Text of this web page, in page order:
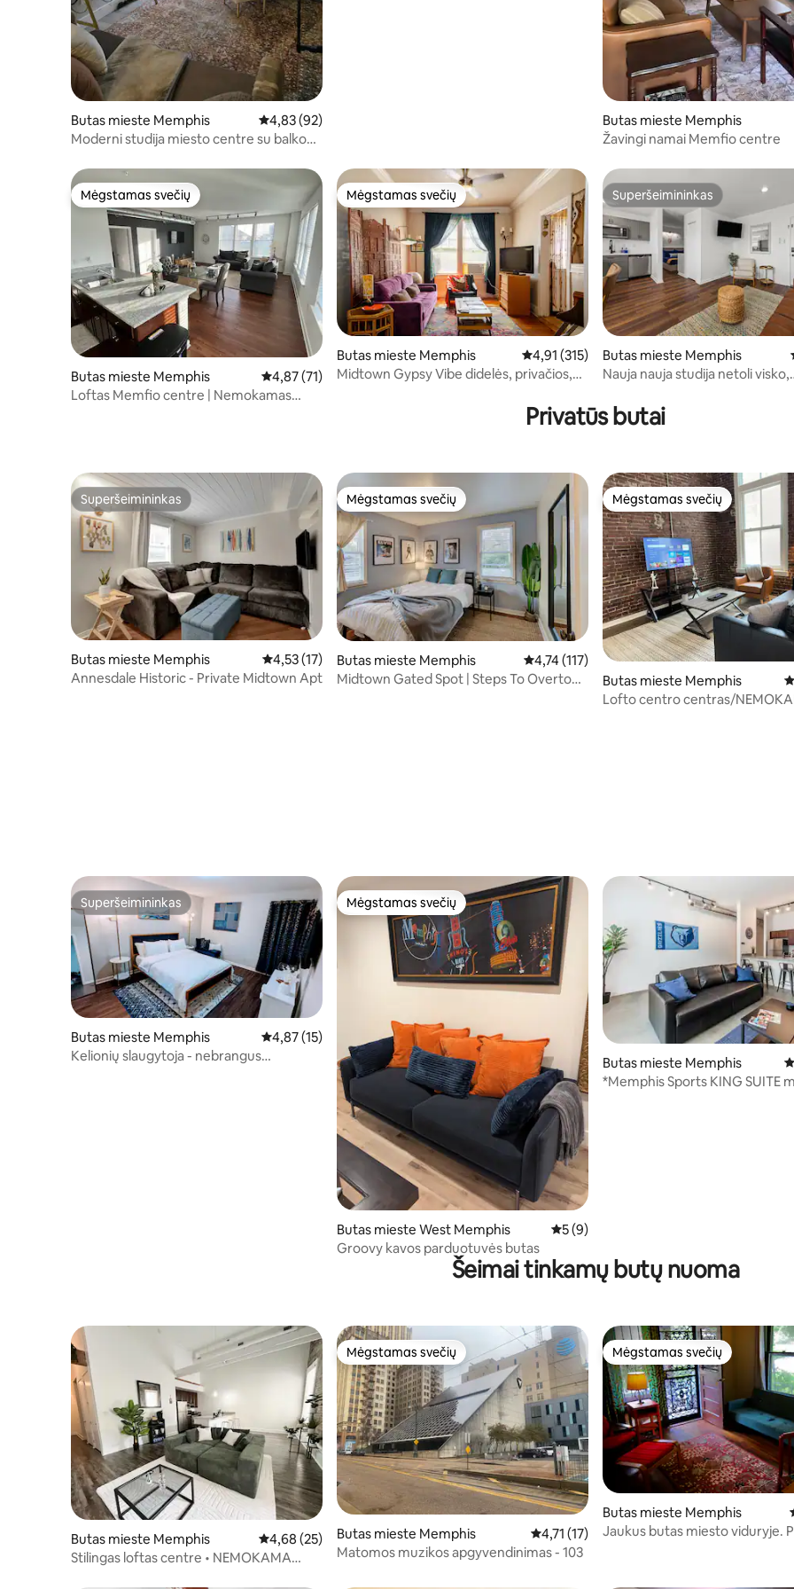
Butas mieste Memphis Vidutinis įvertinimas: 4,83 iš 5, atsiliepimų: 92
4,83 (92)
Moderni studija miesto centre su balkonu
Butas mieste Memphis
Žavingi namai Memfio centre
Mėgstamas svečių
Mėgstamas svečių
Butas mieste Memphis Vidutinis įvertinimas: 4,87 iš 5, atsiliepimų: 71
4,87 (71)
Loftas Memfio centre | Nemokamas
Mėgstamas svečių
Mėgstamas svečių
Butas mieste Memphis Vidutinis įvertinimas: 4,91 iš 5, atsiliepimų: 315
4,91 (315)
Midtown Gypsy Vibe didelės, privačios,
Superšeimininkas
Superšeimininkas
Butas mieste Memphis
Nauja nauja studija netoli visko,
Privatūs butai
Superšeimininkas
Superšeimininkas
Butas mieste Memphis Vidutinis įvertinimas: 4,53 iš 5, atsiliepimų: 17
4,53 (17)
Annesdale Historic - Private Midtown Apt
Mėgstamas svečių
Mėgstamas svečių
Butas mieste Memphis Vidutinis įvertinimas: 4,74 iš 5, atsiliepimų: 117
4,74 (117)
Midtown Gated Spot | Steps To Overton
Mėgstamas svečių
Mėgstamas svečių
Butas mieste Memphis
Lofto centro centras/
Superšeimininkas
Superšeimininkas
Butas mieste Memphis Vidutinis įvertinimas: 4,87 iš 5, atsiliepimų: 15
4,87 (15)
Kelionių slaugytoja - nebrangus
Mėgstamas svečių
Mėgstamas svečių
Butas mieste West Memphis Vidutinis įvertinimas: 5 iš 5, atsiliepimų: 9
5 (9)
Groovy kavos parduotuvės butas
Butas mieste Memphis
*Memphis Sports KING SUITE
Šeimai tinkamų butų nuoma
Butas mieste Memphis Vidutinis įvertinimas: 4,68 iš 5, atsiliepimų: 25
4,68 (25)
Stilingas loftas centre • NEMOKAMA
Mėgstamas svečių
Mėgstamas svečių
Butas mieste Memphis Vidutinis įvertinimas: 4,71 iš 5, atsiliepimų: 17
4,71 (17)
Matomos muzikos apgyvendinimas - 103
Mėgstamas svečių
Mėgstamas svečių
Butas mieste Memphis
Jaukus butas miesto viduryje.